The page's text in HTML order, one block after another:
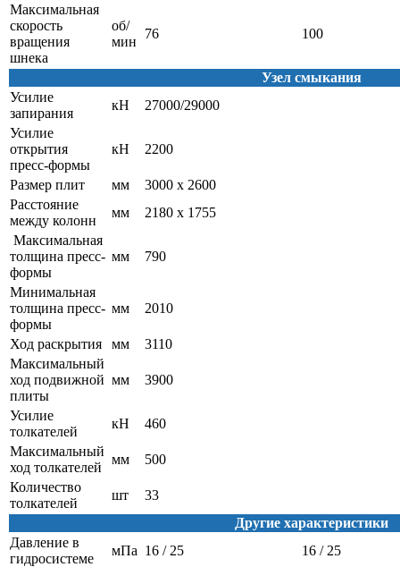
Максимальная
скорость
вращения
шнека
об/
мин
76 100
Узел смыкания
Усилие
запирания
кН
27000/29000
Усилие
открытия
пресс-формы
кН 2200
Размер плит мм
3000 х 2600
Расстояние
между колонн
мм
2180 х 1755
Максимальная
толщина пресс-
формы
мм 790
Минимальная
толщина пресс-
формы
мм 2010
Ход раскрытия мм
3110
Максимальный
ход подвижной
плиты
мм 3900
Усилие
толкателей
кН
460
Максимальный
ход толкателей
мм
500
Количество
толкателей
шт
33
Другие характеристики
Давление в
гидросистеме
мПа 16 / 25
16 / 25